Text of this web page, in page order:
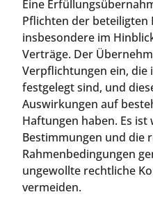
Eine
Pflichten der beteiligten
insbesondere im
Verträge. Der
Verpflichtungen ein, die
festgelegt sind, und
Auswirkungen auf
Haftungen haben. Es
Bestimmungen und die
Rahmenbedingungen
ungewollte rechtliche
vermeiden.